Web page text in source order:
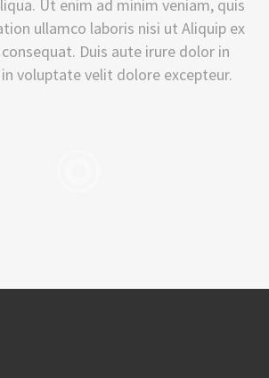
Ut enim ad minim veniam, quis
ullamco laboris nisi ut Aliquip ex
Duis aute irure dolor in
voluptate velit dolore excepteur.